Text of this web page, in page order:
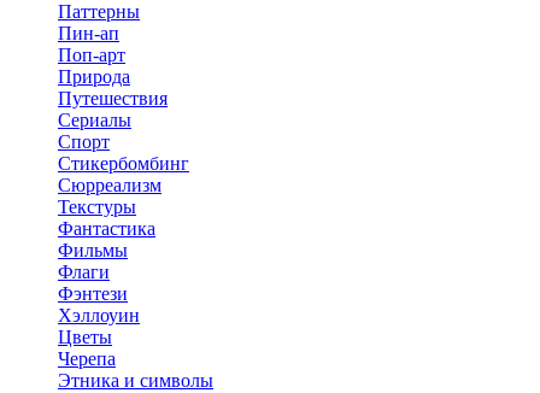
Паттерны
Пин-ап
Поп-арт
Природа
Путешествия
Сериалы
Спорт
Стикербомбинг
Сюрреализм
Текстуры
Фантастика
Фильмы
Флаги
Фэнтези
Хэллоуин
Цветы
Черепа
Этника и символы